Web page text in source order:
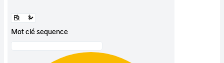
Mot clé sequence